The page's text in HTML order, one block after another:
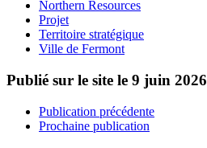
Northern Resources
Projet
Territoire stratégique
Ville de Fermont
Publié sur le site le 9 juin 2026
Publication précédente
Prochaine publication